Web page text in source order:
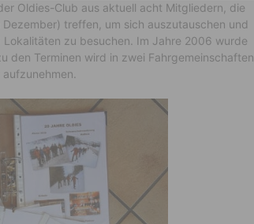
Oldies-Club aus aktuell acht Mitgliedern, die
treffen, um sich auszutauschen und
zu besuchen. Im Jahre 2006 wurde
den Terminen wird in zwei Fahrgemeinschaften